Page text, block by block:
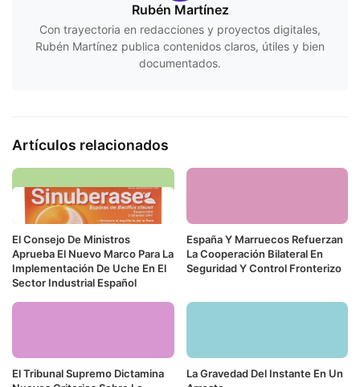
Rubén Martínez
Con trayectoria en redacciones y proyectos digitales,
Rubén Martínez publica contenidos claros, útiles y bien
documentados.
Artículos relacionados
El Consejo De Ministros
Aprueba El Nuevo Marco Para La
Implementación De Uche En El
Sector Industrial Español
España Y Marruecos Refuerzan
La Cooperación Bilateral En
Seguridad Y Control Fronterizo
El Tribunal Supremo Dictamina
La Gravedad Del Instante En Un